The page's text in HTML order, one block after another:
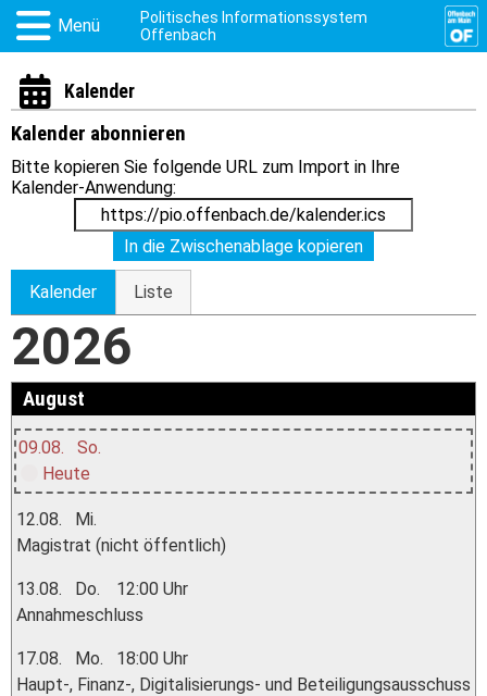
Menü
Politisches Informationssystem
Offenbach
Kalender
Kalender abonnieren
Bitte kopieren Sie folgende URL zum Import in Ihre
Kalender-Anwendung:
In die Zwischenablage kopieren
Kalender Liste
2026
August
09.08.
So.
Heute
12.08.
Mi.
Magistrat (nicht öffentlich)
13.08. Do.
12:00 Uhr
Annahmeschluss
17.08. Mo.
18:00 Uhr
Haupt-, Finanz-, Digitalisierungs- und Beteiligungsausschuss